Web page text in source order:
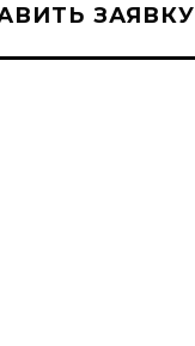
ЗАЯВКУ